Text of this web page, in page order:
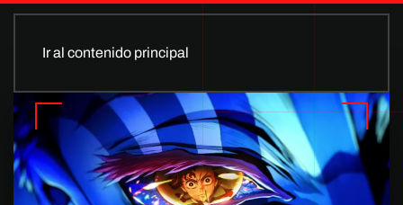
Ir al contenido principal